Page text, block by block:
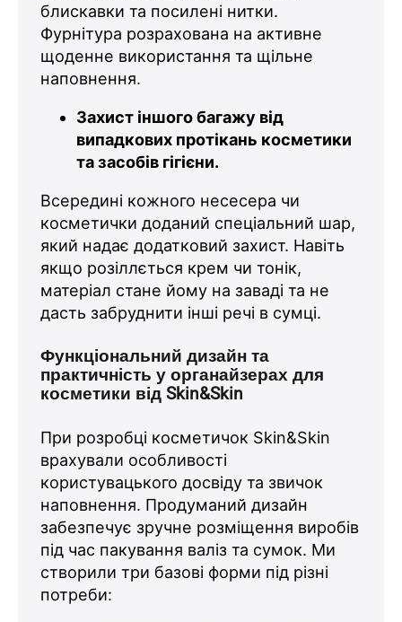
блискавки та посилені нитки.
Фурнітура розрахована на активне
щоденне використання та щільне
наповнення.
Захист іншого багажу від
випадкових протікань косметики
та засобів гігієни.
Всередині кожного несесера чи
косметички доданий спеціальний шар,
який надає додатковий захист. Навіть
якщо розіллється крем чи тонік,
матеріал стане йому на заваді та не
дасть забруднити інші речі в сумці.
Функціональний дизайн та
практичність у органайзерах для
косметики від Skin&Skin
При розробці косметичок Skin&Skin
врахували особливості
користувацького досвіду та звичок
наповнення. Продуманий дизайн
забезпечує зручне розміщення виробів
під час пакування валіз та сумок. Ми
створили три базові форми під різні
потреби: